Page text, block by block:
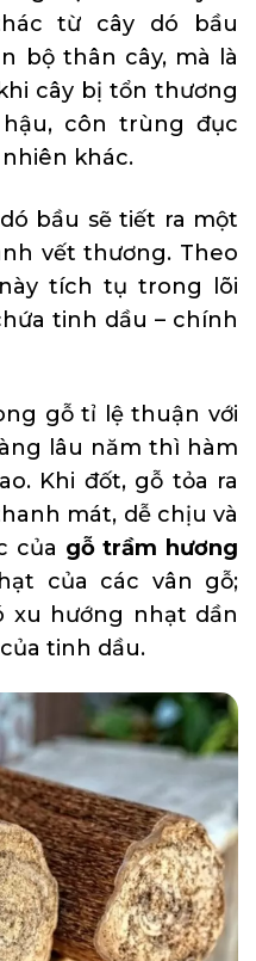
từ cây dó bầu
bộ thân cây, mà là
cây bị tổn thương
côn trùng đục
khác.
bầu sẽ tiết ra một
vết thương. Theo
tích tụ trong lõi
tinh dầu – chính
gỗ tỉ lệ thuận với
lâu năm thì hàm
Khi đốt, gỗ tỏa ra
mát, dễ chịu và
của gỗ trầm hương
của các vân gỗ;
xu hướng nhạt dần
tinh dầu.